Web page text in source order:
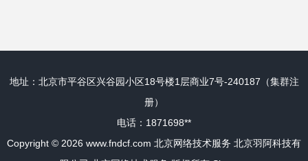
径
地址：北京市平谷区兴谷园小区18号楼1层商业7号-240187（集群注
册）
电话：1871698**
Copyright © 2026 www.fndcf.com 北京网络技术服务 北京羽阿科技有